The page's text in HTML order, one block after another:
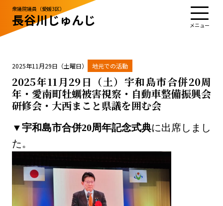
衆議院議員（愛媛3区）
長谷川じゅんじ
TOPプロフィール活動・実績
政治姿勢お知らせ応援する
お知らせ
サイトポリシー
2025年11月29日（土曜日） 地元での活動
2025年11月29日（土）宇和島市合併20周
年・愛南町牡蠣被害視察・自動車整備振興会
研修会・大西まこと県議を囲む会
▼宇和島市合併20周年記念式典に出席しまし
た。